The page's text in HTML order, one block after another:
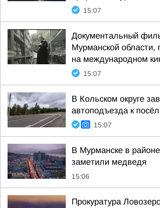
15:07
Документальный
Мурманской области,
на международном
15:07
В Кольском округе
автоподъезда к
15:07
В Мурманске в
заметили медведя
15:06
Прокуратура